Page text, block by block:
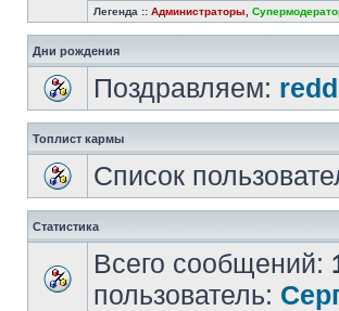
Легенда :: Администраторы
Дни рождения
Поздравляем:
Топлист кармы
Список
Статистика
Всего сообщений:
пользователь: